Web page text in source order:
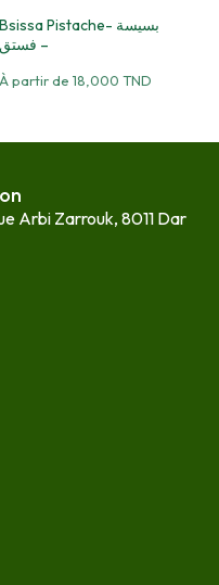
Bsissa Pistache- بسيسة
فستق –
À partir de 18,000 TND
Arbi Zarrouk, 8011 Dar